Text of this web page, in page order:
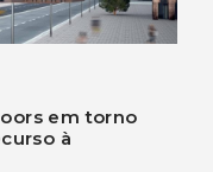
em torno
à